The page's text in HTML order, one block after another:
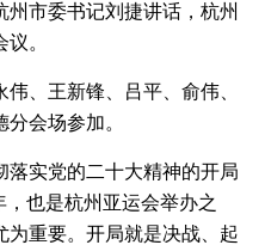
市委书记刘捷讲话，杭州
。
、王新锋、吕平、俞伟、
会场参加。
落实党的二十大精神的开局
，也是杭州亚运会举办之
为重要。开局就是决战、起